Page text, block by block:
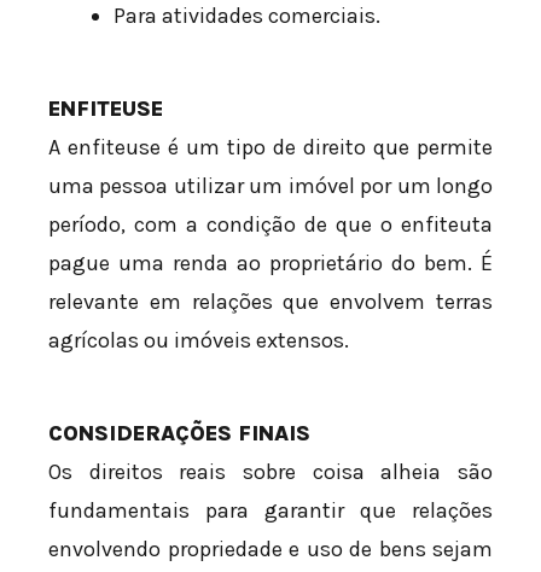
Para atividades comerciais.
ENFITEUSE
A enfiteuse é um tipo de direito que permite
uma pessoa utilizar um imóvel por um longo
período, com a condição de que o enfiteuta
pague uma renda ao proprietário do bem. É
relevante em relações que envolvem terras
agrícolas ou imóveis extensos.
CONSIDERAÇÕES FINAIS
Os direitos reais sobre coisa alheia são
fundamentais para garantir que relações
envolvendo propriedade e uso de bens sejam